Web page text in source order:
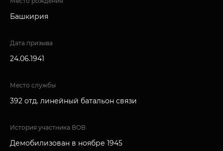
Башкирия
Дата призыва
24.06.1941
Место службы
392 отд. линейный батальон связи
История участника ВОВ
Демобилизован в ноябре 1945